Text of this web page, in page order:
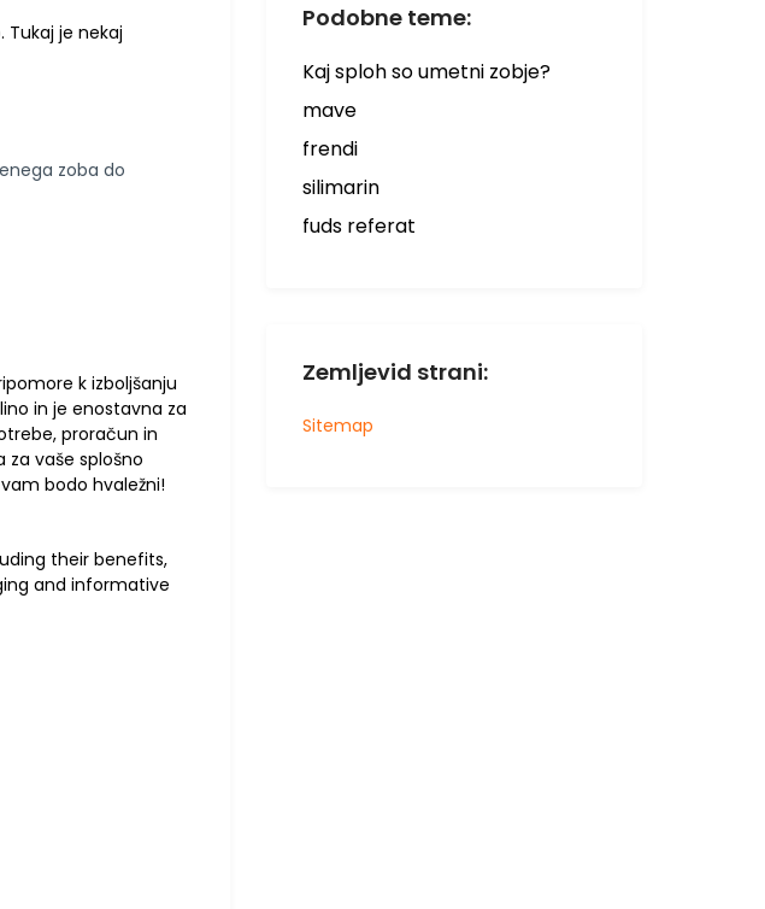
je nekaj
zoba do
k izboljšanju
in je enostavna za
proračun in
za vaše splošno
bodo hvaležni!
their benefits,
and informative
Podobne teme:
Kaj sploh so umetni zobje?
mave
frendi
silimarin
fuds referat
Zemljevid strani:
Sitemap